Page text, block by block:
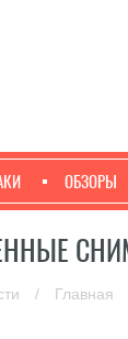
ОБЗОРЫ
/ Главная